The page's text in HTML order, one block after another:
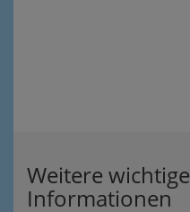
Weitere wichtige
Informationen